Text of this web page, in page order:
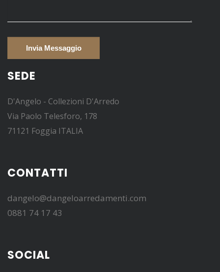
SEDE
D'Angelo - Collezioni D'Arredo
Via Paolo Telesforo, 178
71121 Foggia ITALIA
CONTATTI
dangelo@dangeloarredamenti.com
0881 74 17 43
SOCIAL